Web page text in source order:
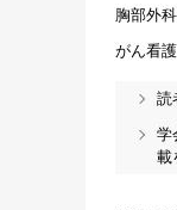
胸部外科
がん看護
読
学
載